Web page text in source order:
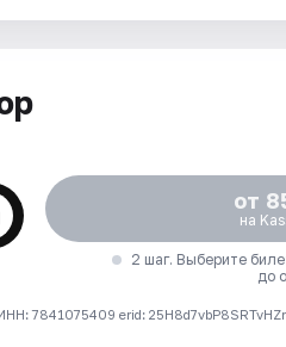
от
на
2 шаг. Выберите
до
erid: